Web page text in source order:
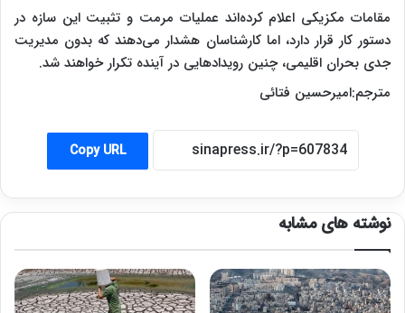
مقامات مکزیکی اعلام کرده‌اند عملیات مرمت و تثبیت این سازه در
دستور کار قرار دارد، اما کارشناسان هشدار می‌دهند که بدون مدیریت
جدی بحران اقلیمی، چنین رویدادهایی در آینده تکرار خواهند شد.
مترجم:امیرحسین فتائی
Copy URL
نوشته های مشابه